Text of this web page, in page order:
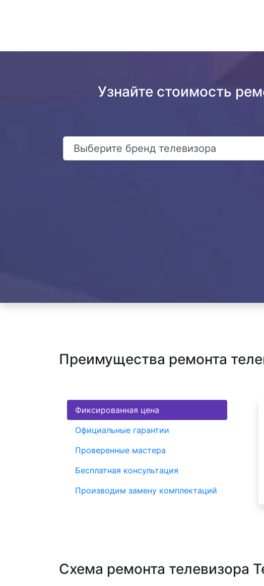
Узнайте стоимость
Преимущества ремонта
Фиксированная цена
Официальные гарантии
Проверенные мастера
Бесплатная консультация
Производим замену комплектаций
Схема ремонта телевизора